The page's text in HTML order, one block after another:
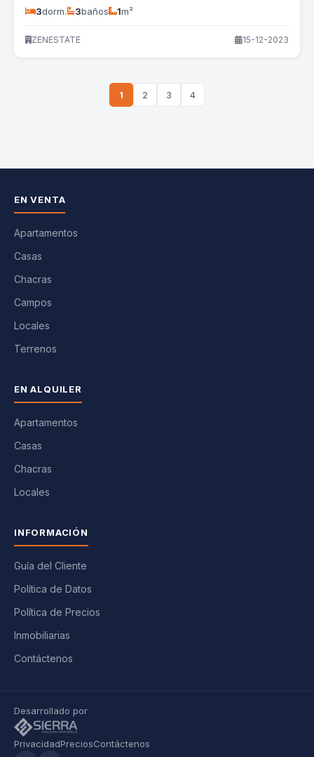
3dorm. 3baños 1m²
ZENESTATE 15-12-2023
1 2 3 4
EN VENTA
Apartamentos
Casas
Chacras
Campos
Locales
Terrenos
EN ALQUILER
Apartamentos
Casas
Chacras
Locales
INFORMACIÓN
Guía del Cliente
Política de Datos
Política de Precios
Inmobiliarias
Contáctenos
Desarrollado por
PrivacidadPreciosContáctenos